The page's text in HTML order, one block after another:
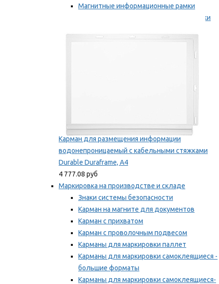
Магнитные информационные рамки
Самоклеящиеся информационные рамки
Карман для размещения информации
водонепроницаемый с кабельными стяжками
Durable Duraframe, А4
4 777.08 руб
Маркировка на производстве и складе
Знаки системы безопасности
Карман на магните для документов
Карман с прихватом
Карман с проволочным подвесом
Карманы для маркировки паллет
Карманы для маркировки самоклеящиеся -
большие форматы
Карманы для маркировки самоклеящиеся-